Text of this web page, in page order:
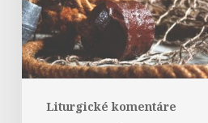
Liturgické komentáre
období
cez
rok
„A“